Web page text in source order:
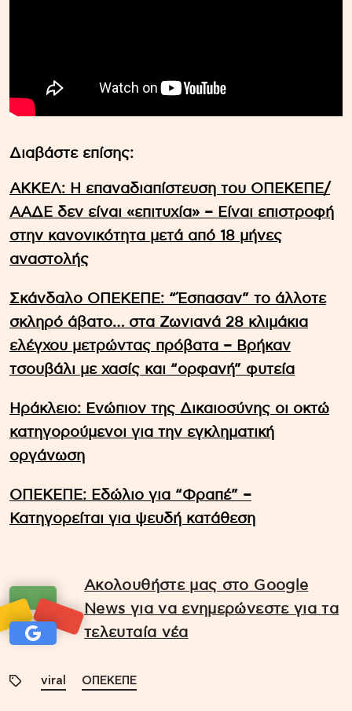
Διαβάστε επίσης:
ΑΚΚΕΛ: Η επαναδιαπίστευση του ΟΠΕΚΕΠΕ/
ΑΑΔΕ δεν είναι «επιτυχία» – Είναι επιστροφή
στην κανονικότητα μετά από 18 μήνες
αναστολής
Σκάνδαλο ΟΠΕΚΕΠΕ: “Έσπασαν” το άλλοτε
σκληρό άβατο… στα Ζωνιανά 28 κλιμάκια
ελέγχου μετρώντας πρόβατα – Βρήκαν
τσουβάλι με χασίς και “ορφανή” φυτεία
Ηράκλειο: Ενώπιον της Δικαιοσύνης οι οκτώ
κατηγορούμενοι για την εγκληματική
οργάνωση
ΟΠΕΚΕΠΕ: Εδώλιο για “Φραπέ” –
Κατηγορείται για ψευδή κατάθεση
Ακολουθήστε μας στο Google
News για να ενημερώνεστε για τα
τελευταία νέα
viral ΟΠΕΚΕΠΕ